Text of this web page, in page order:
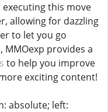
this move
allowing for dazzling
to let you go
provides a
to help you improve
exciting content!
absolute; left: